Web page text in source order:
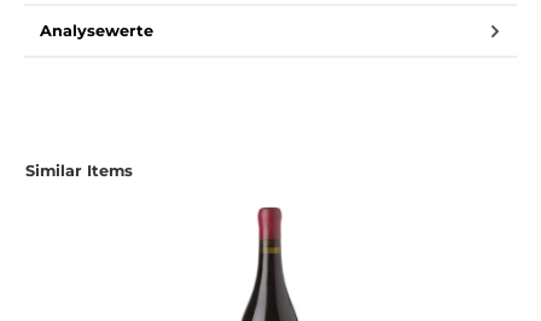
Analysewerte
Produktgalerie überspringen
Similar Items